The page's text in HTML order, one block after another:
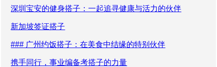
深圳宝安的健身搭子：一起追寻健康与活力的伙伴
新加坡签证搭子
### 广州约饭搭子：在美食中结缘的特别伙伴
携手同行，事业编备考搭子的力量